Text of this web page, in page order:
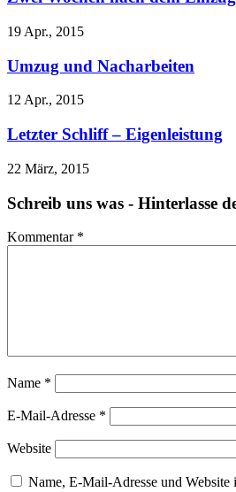
19 Apr., 2015
Umzug und Nacharbeiten
12 Apr., 2015
Letzter Schliff – Eigenleistung
22 März, 2015
Schreib uns was - Hinterlasse
Kommentar *
Name *
E-Mail-Adresse *
Website
Name, E-Mail-Adresse und Website